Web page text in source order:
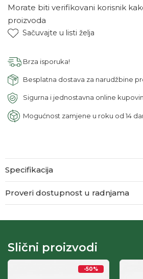
Morate biti verifikovani korisnik
proizvoda
Sačuvajte u listi želja
Brza isporuka!
Besplatna dostava za narudžbine
Sigurna i jednostavna online
Mogućnost zamjene u roku od 14
Specifikacija
Proveri dostupnost u radnjama
Slični proizvodi
-50%